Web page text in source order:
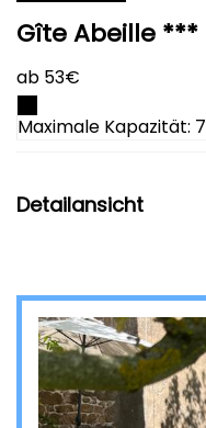
Gîte Abeille ***
ab 53€
Maximale Kapazität: 7
Detailansicht